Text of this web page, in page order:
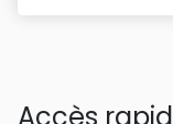
Accès